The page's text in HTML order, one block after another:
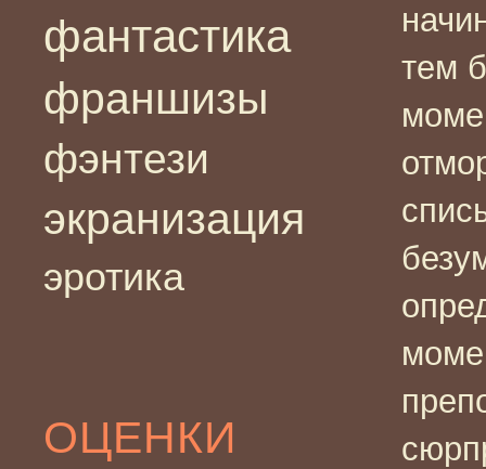
фантастика
франшизы
фэнтези
экранизация
эротика
ОЦЕНКИ
тем